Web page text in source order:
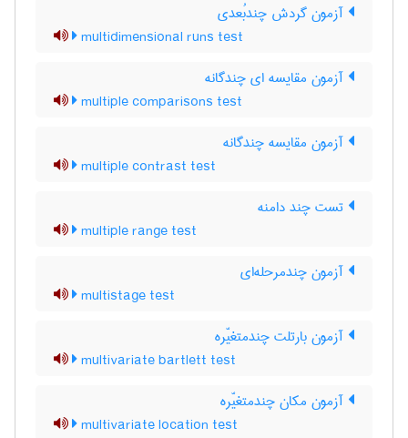
آزمون گردش چندبُعدی
multidimensional runs test
آزمون مقایسه ای چندگانه
multiple comparisons test
آزمون مقایسه چندگانه
multiple contrast test
تست چند دامنه
multiple range test
آزمون چندمرحله‌ای
multistage test
آزمون بارتلت چندمتغیّره
multivariate bartlett test
آزمون مکان چندمتغیّره
multivariate location test